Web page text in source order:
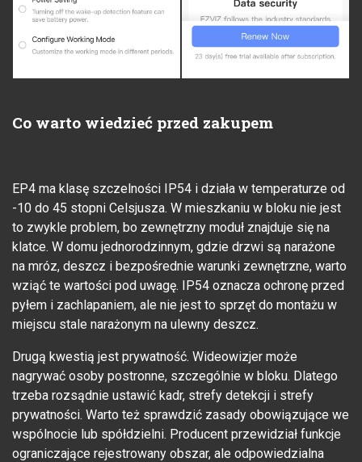
Co warto wiedzieć przed zakupem
EP4 ma klasę szczelności IP54 i działa w temperaturze od
-10 do 45 stopni Celsjusza. W mieszkaniu w bloku nie jest
to zwykle problem, bo zewnętrzny moduł znajduje się na
klatce. W domu jednorodzinnym, gdzie drzwi są narażone
na mróz, deszcz i bezpośrednie warunki zewnętrzne, warto
wziąć te wartości pod uwagę. IP54 oznacza ochronę przed
pyłem i zachlapaniem, ale nie jest to sprzęt do montażu w
miejscu stale narażonym na ulewny deszcz.
Drugą kwestią jest prywatność. Wideowizjer może
nagrywać osoby postronne, szczególnie w bloku. Dlatego
trzeba rozsądnie ustawić kadr, strefy detekcji i strefy
prywatności. Warto też sprawdzić zasady obowiązujące we
wspólnocie lub spółdzielni. Producent przewidział funkcje
ograniczające rejestrowany obszar, ale odpowiedzialna